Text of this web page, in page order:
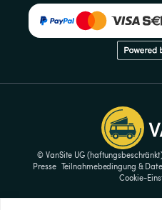
© VanSite UG
Presse Teilnahmebedingung &
Cookie-